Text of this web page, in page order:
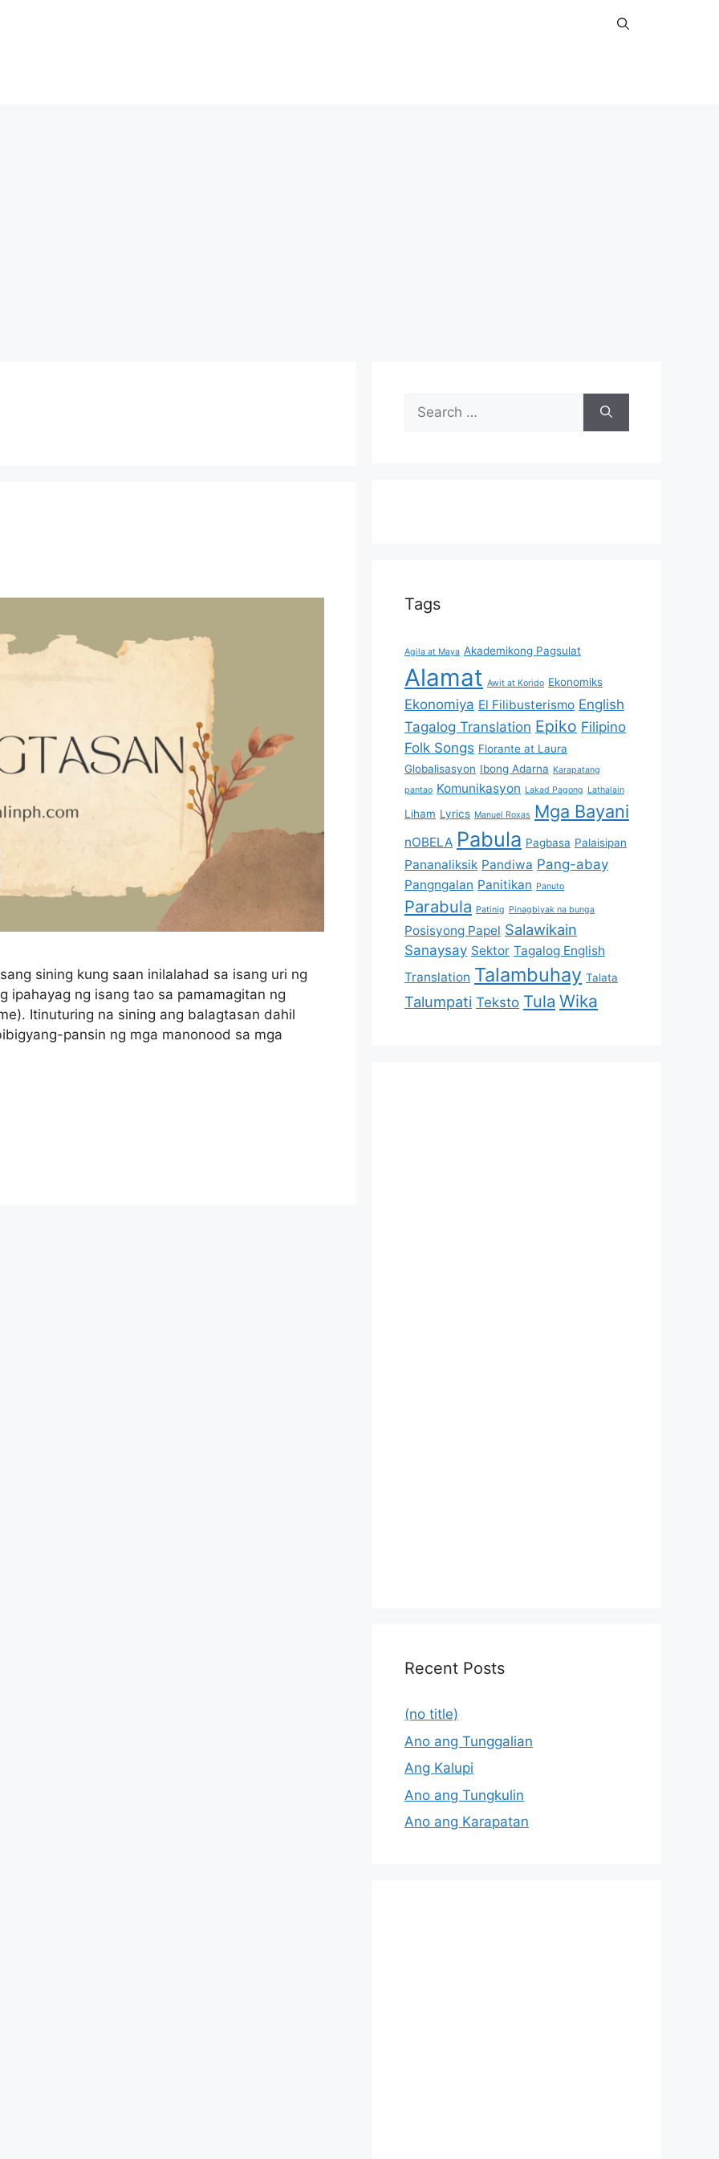
sining kung saan inilalahad sa isang uri ng
ipahayag ng isang tao sa pamamagitan ng
Itinuturing na sining ang balagtasan dahil
pansin ng mga manonood sa mga
Search
for:
Tags
Agila at Maya Akademikong Pagsulat
Alamat Awit at Korido Ekonomiks
Ekonomiya El Filibusterismo English
Tagalog Translation Epiko Filipino
Folk Songs Florante at Laura
Globalisasyon Ibong Adarna Karapatang
pantao Komunikasyon Lakad Pagong Lathalain
Liham Lyrics Manuel Roxas Mga Bayani
nOBELA Pabula Pagbasa Palaisipan
Pananaliksik Pandiwa Pang-abay
Pangngalan Panitikan Panuto
Parabula Patinig Pinagbiyak na bunga
Posisyong Papel Salawikain
Sanaysay Sektor Tagalog English
Translation Talambuhay Talata
Talumpati Teksto Tula Wika
Recent Posts
(no title)
Ano ang Tunggalian
Ang Kalupi
Ano ang Tungkulin
Ano ang Karapatan